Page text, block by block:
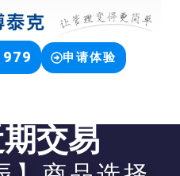
申请体验
交易